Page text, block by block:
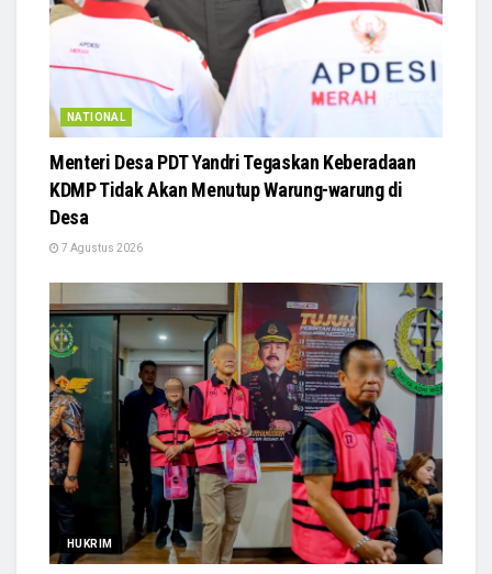
NATIONAL
Menteri Desa PDT Yandri Tegaskan Keberadaan
KDMP Tidak Akan Menutup Warung-warung di
Desa
7 Agustus 2026
HUKRIM